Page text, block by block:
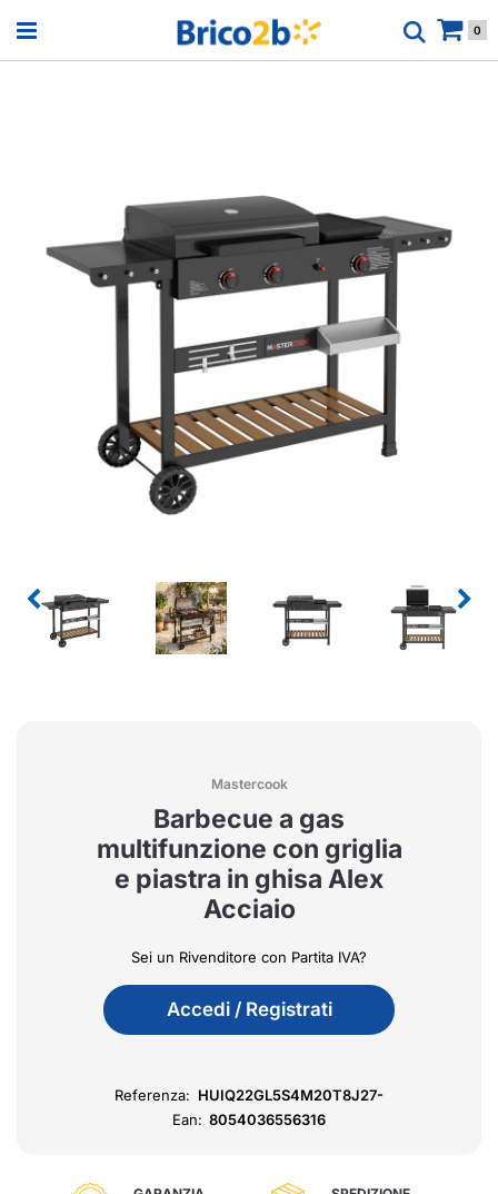
Open menu 0
Mastercook
Barbecue a gas
multifunzione con griglia
e piastra in ghisa Alex
Acciaio
Sei un Rivenditore con Partita IVA?
Accedi / Registrati
Referenza: HUIQ22GL5S4M20T8J27-
Ean: 8054036556316